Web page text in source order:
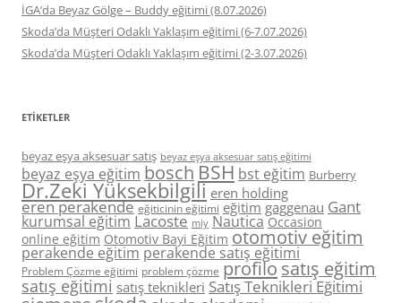
İGA’da Beyaz Gölge – Buddy eğitimi (8.07.2026)
Skoda’da Müşteri Odaklı Yaklaşım eğitimi (6-7.07.2026)
Skoda’da Müşteri Odaklı Yaklaşım eğitimi (2-3.07.2026)
ETIKETLER
beyaz eşya aksesuar satış beyaz eşya aksesuar satış eğitimi
beyaz eşya eğitim boschBSH bst eğitim Burberry
Dr.Zeki Yüksekbilgili eren holding
eren perakende eğiticinin eğitimi eğitim gaggenau Gant
kurumsal eğitim Lacoste miy Nautica Occasion
online eğitim Otomotiv Bayi Eğitim otomotiv eğitim
perakende eğitim perakende satış eğitimi
Problem Çözme eğitimi problem çözme profilosatış eğitim
satış eğitimi satış teknikleri Satış Teknikleri Eğitimi